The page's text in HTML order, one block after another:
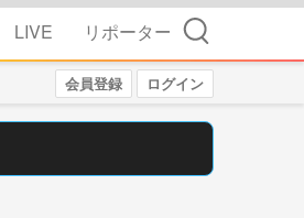
LIVE リポーター 検索
会員登録 ログイン